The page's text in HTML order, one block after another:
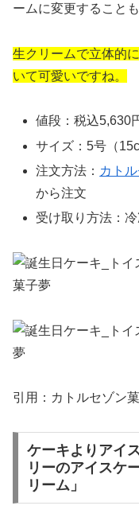
ームに変更することも
生クリームで立体的
いて可愛いですね。
値段：税込5,630
サイズ：5号（
注文方法： カト
から注文
受け取り方法：
引用：カトルセゾン
ケーキよりアイ
リーのアイスケ
リーム」